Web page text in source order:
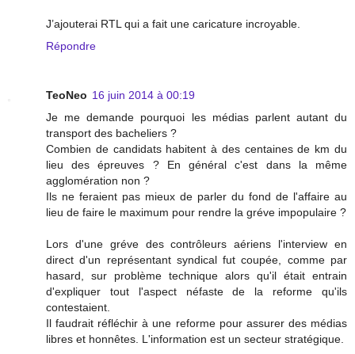
J’ajouterai RTL qui a fait une caricature incroyable.
Répondre
TeoNeo 16 juin 2014 à 00:19
Je me demande pourquoi les médias parlent autant du
transport des bacheliers ?
Combien de candidats habitent à des centaines de km du
lieu des épreuves ? En général c'est dans la même
agglomération non ?
Ils ne feraient pas mieux de parler du fond de l'affaire au
lieu de faire le maximum pour rendre la gréve impopulaire ?
Lors d'une gréve des contrôleurs aériens l'interview en
direct d'un représentant syndical fut coupée, comme par
hasard, sur problème technique alors qu'il était entrain
d'expliquer tout l'aspect néfaste de la reforme qu'ils
contestaient.
Il faudrait réfléchir à une reforme pour assurer des médias
libres et honnêtes. L'information est un secteur stratégique.